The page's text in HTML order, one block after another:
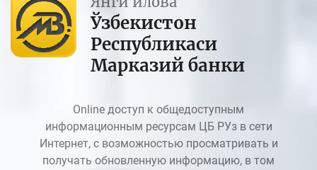
Ўзбекистон
Республикаси
Марказий банки
Online доступ к общедоступным
информационным ресурсам ЦБ РУз в сети
Интернет, с возможностью просматривать и
получать обновленную информацию, в том